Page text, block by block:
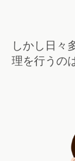
しかし日々
理を行うの